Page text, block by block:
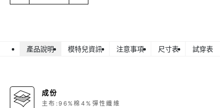
產品說明 模特兒資訊 注意事項 尺寸表 試穿表
成份
主布:96%棉4%彈性纖維